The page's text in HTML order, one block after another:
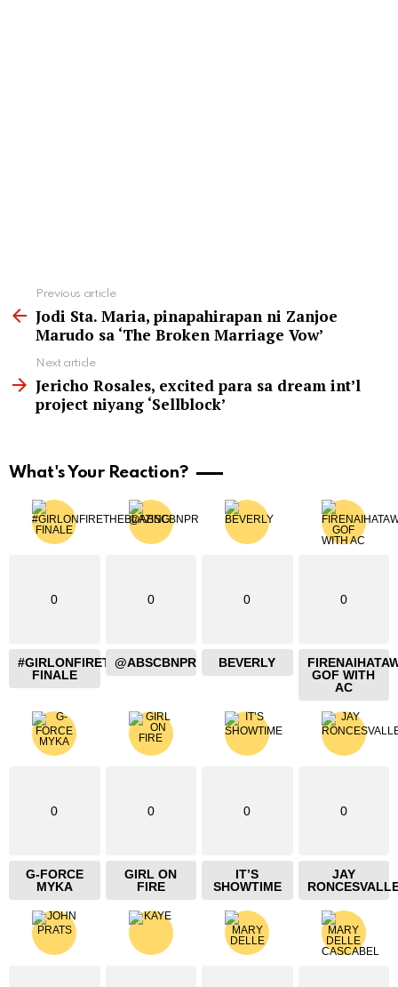
more
Previous article
Jodi Sta. Maria, pinapahirapan ni Zanjoe
Marudo sa ‘The Broken Marriage Vow’
Next article
Jericho Rosales, excited para sa dream int’l
project niyang ‘Sellblock’
What's Your Reaction?
0
#GIRLONFIRETHEBLAZING
FINALE
0
@ABSCBNPR
0
BEVERLY
0
GOF WITH
AC
0
G-FORCE
MYKA
0
GIRL ON
FIRE
0
IT’S
SHOWTIME
0
JAY